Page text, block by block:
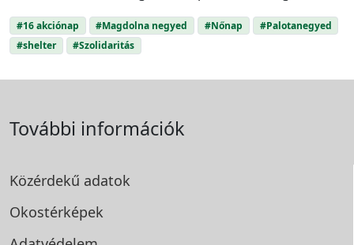
#16 akciónap #Magdolna negyed #Nőnap
#Palotanegyed
#shelter
#Szolidaritás
További információk
Közérdekű adatok
Okostérképek